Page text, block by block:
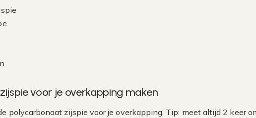
voor je overkapping maken
polycarbonaat zijspie voor je overkapping. Tip: meet altijd 2 keer